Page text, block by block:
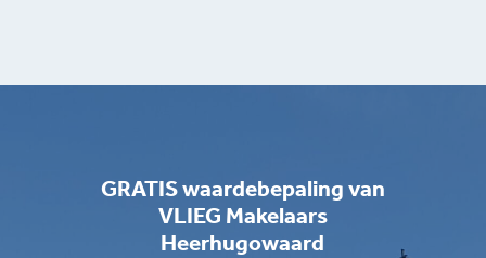
GRATIS waardebepaling van
VLIEG Makelaars
Heerhugowaard